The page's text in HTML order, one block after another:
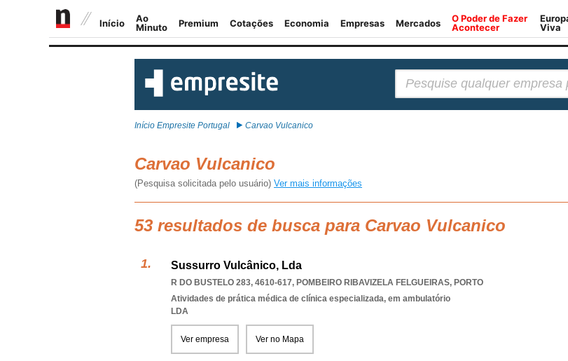
Início Empresite Portugal Carvao Vulcanico
Carvao Vulcanico
(Pesquisa solicitada pelo usuário) Ver mais informações
53 resultados de busca para Carvao Vulcanico
Sussurro Vulcânico, Lda
R DO BUSTELO 283, 4610-617, POMBEIRO RIBAVIZELA FELGUEIRAS, PORTO
Atividades de prática médica de clínica especializada, em ambulatório
LDA
Ver empresa Ver no Mapa